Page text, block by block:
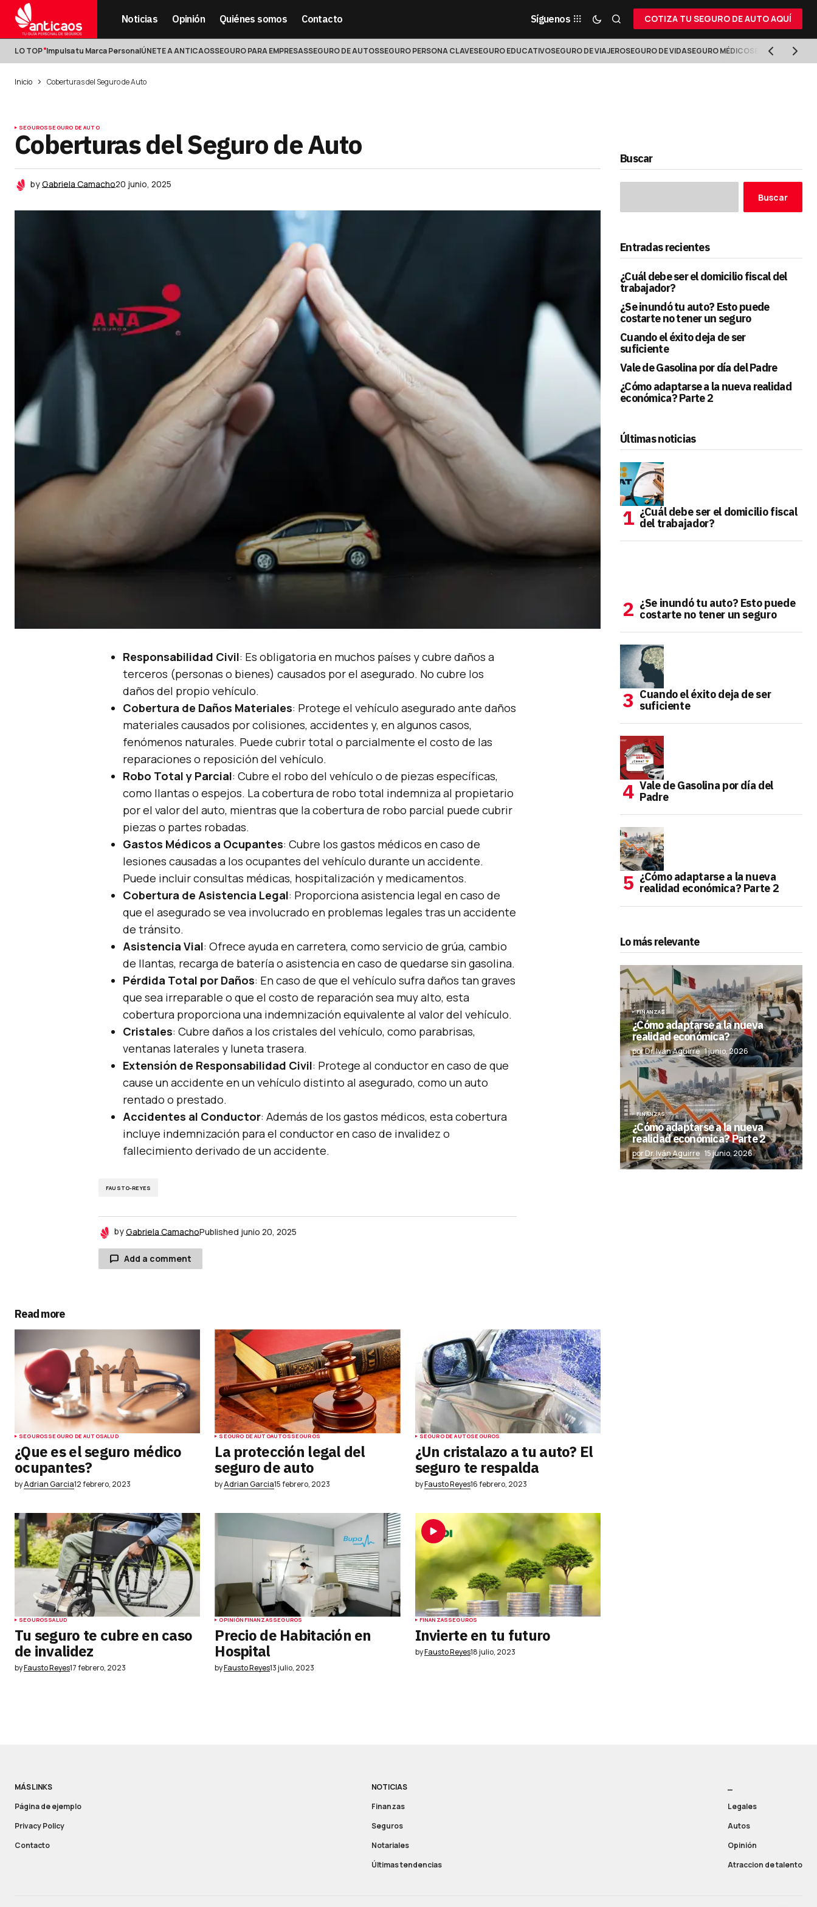
Noticias Opinión Quiénes somos Contacto Síguenos COTIZA TU SEGURO DE AUTO AQUÍ
LO TOP Impulsa tu Marca PersonalÚNETE A ANTICAOSSEGURO PARA EMPRESASSEGURO DE AUTOSSEGURO PERSONA CLAVESEGURO EDUCATIVOSEGURO DE VIAJEROSEGURO DE VIDASEGURO MÉDICOSEGURO DE
Inicio Coberturas del Seguro de Auto
SEGUROSSEGURO DE AUTO
Coberturas del Seguro de Auto
byGabriela Camacho20 junio, 2025
Responsabilidad Civil: Es obligatoria en muchos países y cubre daños a
terceros (personas o bienes) causados por el asegurado. No cubre los
daños del propio vehículo.
Cobertura de Daños Materiales: Protege el vehículo asegurado ante daños
materiales causados por colisiones, accidentes y, en algunos casos,
fenómenos naturales. Puede cubrir total o parcialmente el costo de las
reparaciones o reposición del vehículo.
Robo Total y Parcial: Cubre el robo del vehículo o de piezas específicas,
como llantas o espejos. La cobertura de robo total indemniza al propietario
por el valor del auto, mientras que la cobertura de robo parcial puede cubrir
piezas o partes robadas.
Gastos Médicos a Ocupantes: Cubre los gastos médicos en caso de
lesiones causadas a los ocupantes del vehículo durante un accidente.
Puede incluir consultas médicas, hospitalización y medicamentos.
Cobertura de Asistencia Legal: Proporciona asistencia legal en caso de
que el asegurado se vea involucrado en problemas legales tras un accidente
de tránsito.
Asistencia Vial: Ofrece ayuda en carretera, como servicio de grúa, cambio
de llantas, recarga de batería o asistencia en caso de quedarse sin gasolina.
Pérdida Total por Daños: En caso de que el vehículo sufra daños tan graves
que sea irreparable o que el costo de reparación sea muy alto, esta
cobertura proporciona una indemnización equivalente al valor del vehículo.
Cristales: Cubre daños a los cristales del vehículo, como parabrisas,
ventanas laterales y luneta trasera.
Extensión de Responsabilidad Civil: Protege al conductor en caso de que
cause un accidente en un vehículo distinto al asegurado, como un auto
rentado o prestado.
Accidentes al Conductor: Además de los gastos médicos, esta cobertura
incluye indemnización para el conductor en caso de invalidez o
fallecimiento derivado de un accidente.
FAUSTO-REYES
byGabriela CamachoPublished junio 20, 2025
Add a comment
están marcados con
*
Comment
Your E-mail
Guardar mi nombre, correo electrónico y
sitio web en este navegador para la
próxima vez que haga un comentario.
Submit Comment
Read more
SEGUROSSEGURO DE AUTOSALUD
¿Que es el seguro médico
ocupantes?
byAdrian Garcia12 febrero, 2023
SEGURO DE AUTOAUTOSSEGUROS
La protección legal del
seguro de auto
byAdrian Garcia15 febrero, 2023
SEGURO DE AUTOSEGUROS
¿Un cristalazo a tu auto? El
seguro te respalda
byFausto Reyes16 febrero, 2023
SEGUROSSALUD
Tu seguro te cubre en caso
de invalidez
byFausto Reyes17 febrero, 2023
OPINIÓNFINANZASSEGUROS
Precio de Habitación en
Hospital
byFausto Reyes13 julio, 2023
FINANZASSEGUROS
Invierte en tu futuro
byFausto Reyes18 julio, 2023
Buscar
Buscar
Entradas recientes
¿Cuál debe ser el domicilio fiscal del
trabajador?
¿Se inundó tu auto? Esto puede
costarte no tener un seguro
Cuando el éxito deja de ser
suficiente
Vale de Gasolina por día del Padre
¿Cómo adaptarse a la nueva realidad
económica? Parte 2
Últimas noticias
¿Cuál debe ser el domicilio fiscal
del trabajador?
¿Se inundó tu auto? Esto puede
costarte no tener un seguro
Cuando el éxito deja de ser
suficiente
Vale de Gasolina por día del
Padre
¿Cómo adaptarse a la nueva
realidad económica? Parte 2
Lo más relevante
FINANZAS
¿Cómo adaptarse a la nueva
realidad económica?
por Dr. Iván Aguirre 1 junio, 2026
FINANZAS
¿Cómo adaptarse a la nueva
realidad económica? Parte 2
por Dr. Iván Aguirre 15 junio, 2026
MÁS LINKS
Página de ejemplo
Privacy Policy
Contacto
NOTICIAS
Finanzas
Seguros
Notariales
Últimas tendencias
_
Legales
Autos
Opinión
Atraccion de talento